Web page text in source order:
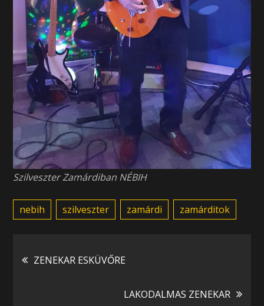
Szilveszter Zamárdiban NÉBIH
nebih szilveszter zamárdi zamárditok
Bejegyzés
navigáció
ZENEKAR ESKÜVŐRE
LAKODALMAS ZENEKAR